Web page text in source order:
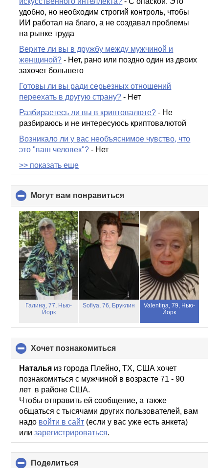
удобно, но необходим строгий контроль, чтобы
ИИ работал на благо, а не создавал проблемы
на рынке труда
Верите ли вы в дружбу между мужчиной и
женщиной? - Нет, рано или поздно один из двоих
захочет большего
Готовы ли вы ради серьезных отношений
переехать в другую страну? - Нет
Разбираетесь ли вы в криптовалюте? - Не
разбираюсь и не интересуюсь криптовалютой
Возникало ли у вас необъяснимое чувство, что
это "ваш человек"? - Нет
>> показать еще
Могут вам понравиться
to
collapse
contents
Галина, 77, Нью-
Йорк
Sofiya, 76, Бруклин Valentina, 79, Нью-
Йорк
хочет познакомиться
to
collapse
contents
Наталья из города Плейно, TX, США хочет
познакомиться с мужчиной в возрасте 71 - 90
лет в районе США.
Чтобы отправить ей сообщение, а также
общаться с тысячами других пользователей, вам
надо войти в сайт (если у вас уже есть анкета)
илизарегистрироваться.
Поделиться